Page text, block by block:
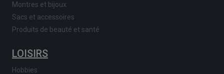
Montres et bijoux
Sacs et accessoires
Produits de beauté et santé
LOISIRS
Hobbies